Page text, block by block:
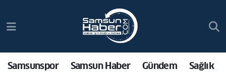
Samsunspor Samsun Haber Gündem Sağlık
Samsun Haber
Trafik Durumu